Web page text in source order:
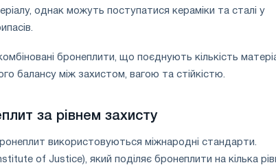
однак можуть поступатися кераміки та сталі у
бронеплити, що поєднують кількість
балансу між захистом, вагою та стійкістю.
за рівнем захисту
використовуються міжнародні стандарти.
of Justice), який поділяє бронеплити на кілька